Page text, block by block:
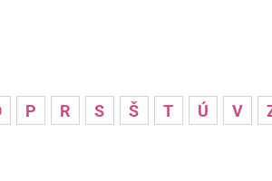
P R S Š T Ú V